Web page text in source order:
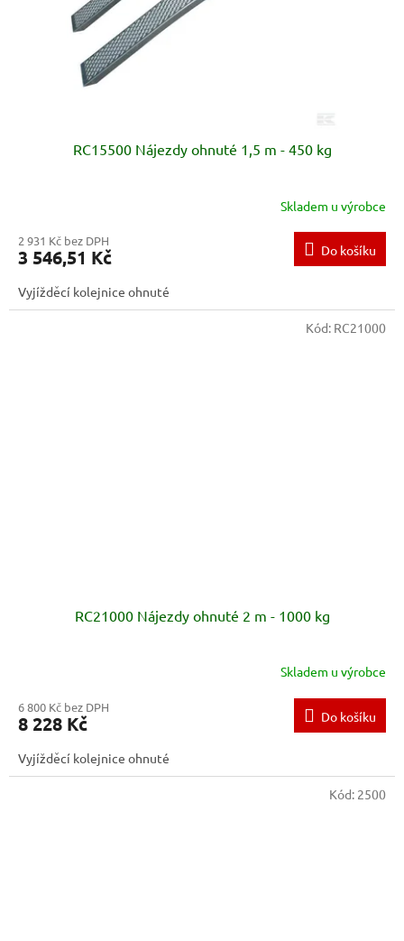
RC15500 Nájezdy ohnuté 1,5 m - 450 kg
Skladem u výrobce
2 931 Kč bez DPH
3 546,51 Kč Do košíku
Vyjížděcí kolejnice ohnuté
RC21000 Nájezdy ohnuté 2 m - 1000 kg
Skladem u výrobce
6 800 Kč bez DPH
8 228 Kč Do košíku
Vyjížděcí kolejnice ohnuté
Kód: RC21000
Kód: 2500